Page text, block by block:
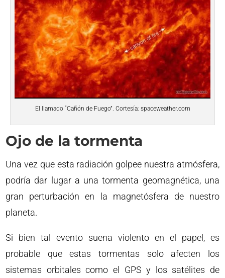
El llamado “Cañón de Fuego”. Cortesía: spaceweather.com
Ojo de la tormenta
Una vez que esta radiación golpee nuestra atmósfera,
podría dar lugar a una tormenta geomagnética, una
gran perturbación en la magnetósfera de nuestro
planeta.
Si bien tal evento suena violento en el papel, es
probable que estas tormentas solo afecten los
sistemas orbitales como el GPS y los satélites de